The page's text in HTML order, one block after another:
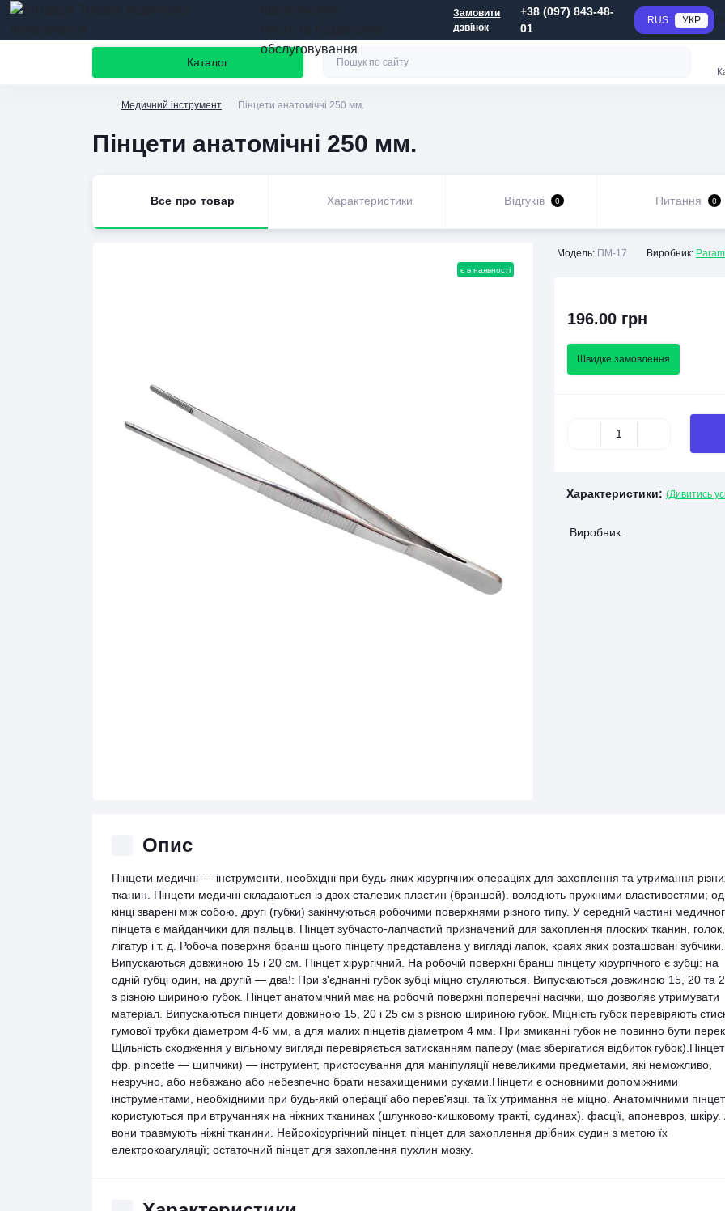
обслуговування
Замовити
дзвінок
+38 (097) 843-48-
01
RUS УКР
Каталог
Медичний інструмент Пінцети анатомічні 250 мм.
Пінцети анатомічні 250 мм.
Все про товар Характеристики Відгуків 0 Питання 0
є в наявності
Модель: ПМ-17 Виробник:
196.00 грн
Швидке замовлення
Характеристики: (Дивитись
Виробник:
Опис
Пінцети медичні — інструменти, необхідні при будь-яких хірургічних операціях для захоплення та утримання
тканин. Пінцети медичні складаються із двох сталевих пластин (браншей). володіють пружними властивостями;
кінці зварені між собою, другі (губки) закінчуються робочими поверхнями різного типу. У середній частині
пінцета є майданчики для пальців. Пінцет зубчасто-лапчастий призначений для захоплення плоских тканин, голок,
лігатур і т. д. Робоча поверхня бранш цього пінцету представлена у вигляді лапок, краях яких розташовані зубчики.
Випускаються довжиною 15 і 20 см. Пінцет хірургічний. На робочій поверхні бранш пінцету хірургічного є зубці: на
одній губці один, на другій — два!: При з'єднанні губок зубці міцно стуляються. Випускаються довжиною 15, 20 та
з різною шириною губок. Пінцет анатомічний має на робочій поверхні поперечні насічки, що дозволяє утримувати
матеріал. Випускаються пінцети довжиною 15, 20 і 25 см з різною шириною губок. Міцність губок перевіряють
гумової трубки діаметром 4-6 мм, а для малих пінцетів діаметром 4 мм. При змиканні губок не повинно бути
Щільність сходження у вільному вигляді перевіряється затисканням паперу (має зберігатися відбиток губок).Пінцет
фр. pincette — щипчики) — інструмент, пристосування для маніпуляції невеликими предметами, які неможливо,
незручно, або небажано або небезпечно брати незахищеними руками.Пінцети є основними допоміжними
інструментами, необхідними при будь-якій операції або перев'язці. та їх утримання не міцно. Анатомічними
користуються при втручаннях на ніжних тканинах (шлунково-кишковому тракті, судинах). фасції, апоневроз,
вони травмують ніжні тканини. Нейрохірургічний пінцет. пінцет для захоплення дрібних судин з метою їх
електрокоагуляції; остаточний пінцет для захоплення пухлин мозку.